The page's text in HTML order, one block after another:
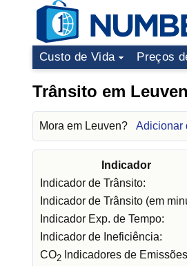
Custo de Vida Preços
Trânsito em Leuven
Mora em Leuven? Adicionar
Indicador
Indicador de Trânsito:
Indicador de Trânsito (em
Indicador Exp. de Tempo:
Indicador de Ineficiência:
CO2 Indicadores de